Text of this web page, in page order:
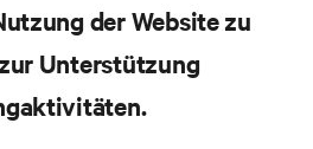
der Website zu
Unterstützung